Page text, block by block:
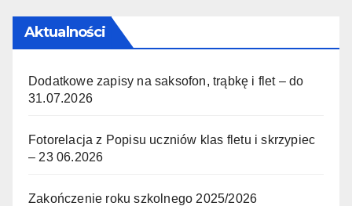
Aktualności
Dodatkowe zapisy na saksofon, trąbkę i flet – do
31.07.2026
Fotorelacja z Popisu uczniów klas fletu i skrzypiec
– 23 06.2026
Zakończenie roku szkolnego 2025/2026